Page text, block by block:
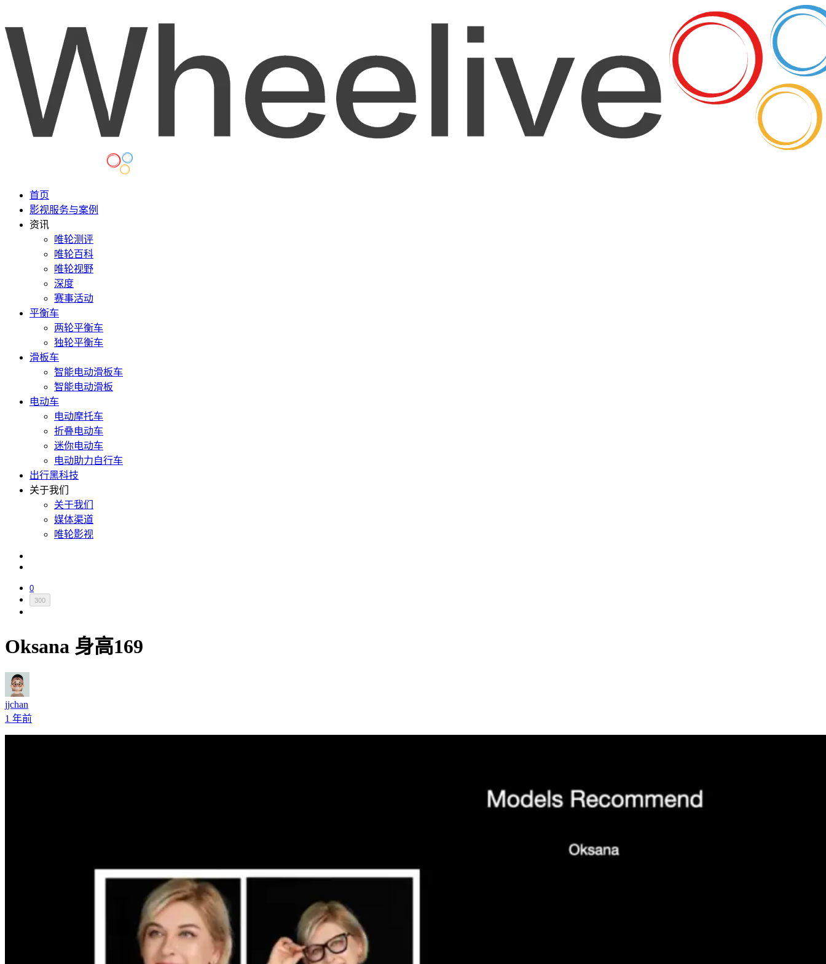
首页
影视服务与案例
资讯
唯轮测评
唯轮百科
唯轮视野
深度
赛事活动
平衡车
两轮平衡车
独轮平衡车
滑板车
智能电动滑板车
智能电动滑板
电动车
电动摩托车
折叠电动车
迷你电动车
电动助力自行车
出行黑科技
关于我们
关于我们
媒体渠道
唯轮影视
0
300
Oksana 身高169
jjchan
1 年前